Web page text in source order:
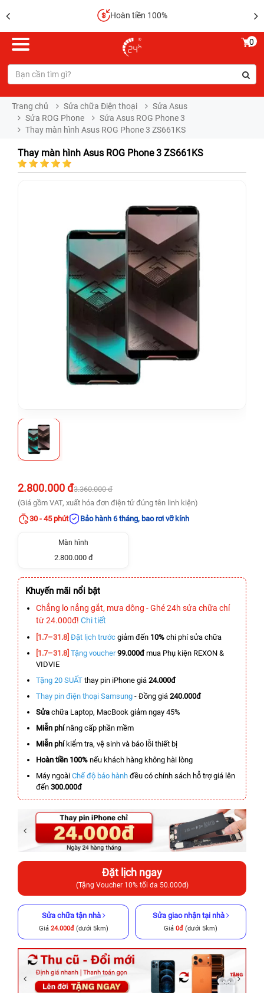
Hoàn tiền 100%
0
Trang chủ Sửa chữa Điện thoại
Sửa Asus
Sửa ROG Phone
Sửa Asus ROG Phone 3
Thay màn hình Asus ROG Phone 3 ZS661KS
Thay màn hình Asus ROG Phone 3 ZS661KS
2.800.000 đ3.360.000 đ
(Giá gồm VAT, xuất hóa đơn điện tử đúng tên linh kiện)
30 - 45 phút
Bảo hành 6 tháng, bao rơi vỡ kính
Màn hình
2.800.000 đ
Khuyến mãi nổi bật
Chẳng lo nắng gắt, mưa dông - Ghé 24h sửa chữa chỉ
từ 24.000đ! Chi tiết
[1.7–31.8] Đặt lịch trước giảm đến 10% chi phí sửa chữa
[1.7–31.8] Tặng voucher 99.000đmua Phụ kiện REXON &
VIDVIE
Tặng 20 SUẤT thay pin iPhone giá 24.000đ
Thay pin điện thoại Samsung - Đồng giá 240.000đ
Sửa chữa Laptop, MacBook giảm ngay 45%
Miễn phínâng cấp phần mềm
Miễn phíkiểm tra, vệ sinh và báo lỗi thiết bị
Hoàn tiền 100% nếu khách hàng không hài lòng
Máy ngoài Chế độ bảo hành đều có chính sách hỗ trợ giá lên
đến 300.000đ
Đặt lịch ngay
(Tặng Voucher 10% tối đa 50.000đ)
Sửa chữa tận nhà
Giá 24.000đ(dưới 5km)
Sửa giao nhận tại nhà
Giá 0đ (dưới 5km)